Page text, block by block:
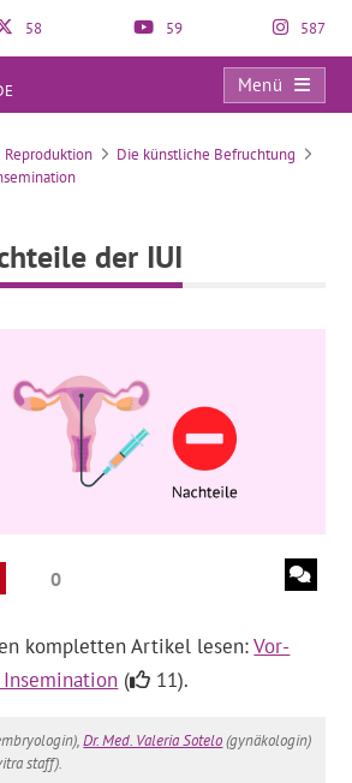
58 59 587
Menü
Nachteile der IUI
Reproduktion
Die künstliche Befruchtung
der IUI
0
kompletten Artikel lesen:Vor-
( 11).
Dr. Med. Valeria Sotelo(gynäkologin)
staff).